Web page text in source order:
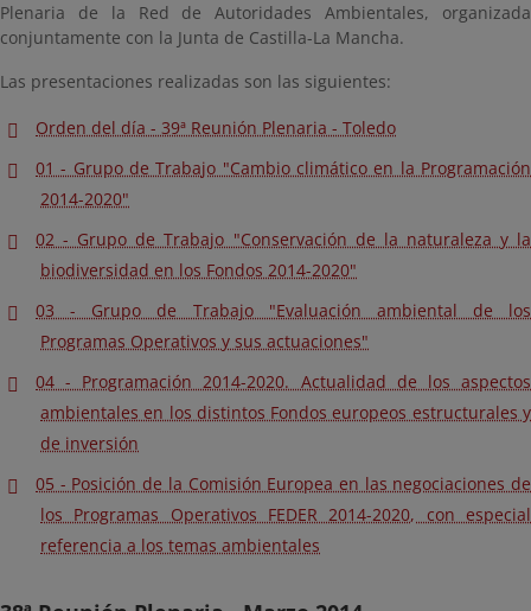
Plenaria de la Red de Autoridades Ambientales, organizada
conjuntamente con la Junta de Castilla-La Mancha.
Las presentaciones realizadas son las siguientes:
Orden del día - 39ª Reunión Plenaria - Toledo
01 - Grupo de Trabajo "Cambio climático en la Programación
2014-2020"
02 - Grupo de Trabajo "Conservación de la naturaleza y la
biodiversidad en los Fondos 2014-2020"
03 - Grupo de Trabajo "Evaluación ambiental de los
Programas Operativos y sus actuaciones"
04 - Programación 2014-2020. Actualidad de los aspectos
ambientales en los distintos Fondos europeos estructurales y
de inversión
05 - Posición de la Comisión Europea en las negociaciones de
los Programas Operativos FEDER 2014-2020, con especial
referencia a los temas ambientales